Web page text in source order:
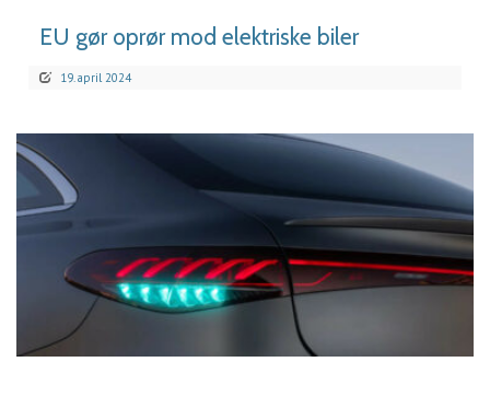
EU gør oprør mod elektriske biler
19. april 2024